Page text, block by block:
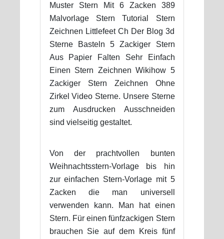
Muster Stern Mit 6 Zacken 389
Malvorlage Stern Tutorial Stern
Zeichnen Littlefeet Ch Der Blog 3d
Sterne Basteln 5 Zackiger Stern
Aus Papier Falten Sehr Einfach
Einen Stern Zeichnen Wikihow 5
Zackiger Stern Zeichnen Ohne
Zirkel Video Sterne. Unsere Sterne
zum Ausdrucken Ausschneiden
sind vielseitig gestaltet.
Von der prachtvollen bunten
Weihnachtsstern-Vorlage bis hin
zur einfachen Stern-Vorlage mit 5
Zacken die man universell
verwenden kann. Man hat einen
Stern. Für einen fünfzackigen Stern
brauchen Sie auf dem Kreis fünf